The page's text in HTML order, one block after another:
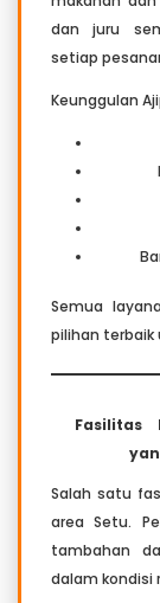
dan juru
setiap
Keunggulan
Semua
pilihan terbaik
Fasilitas
Salah satu
area Setu.
tambahan
dalam kondisi